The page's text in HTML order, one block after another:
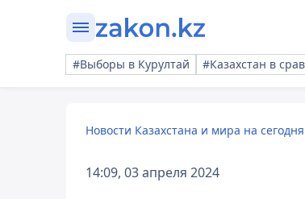
#Выборы в Курултай #Казахстан в
Новости Казахстана и мира на сегодня
14:09, 03 апреля 2024